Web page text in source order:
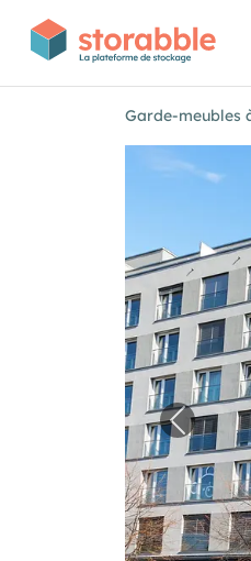
Garde-meubles
Image